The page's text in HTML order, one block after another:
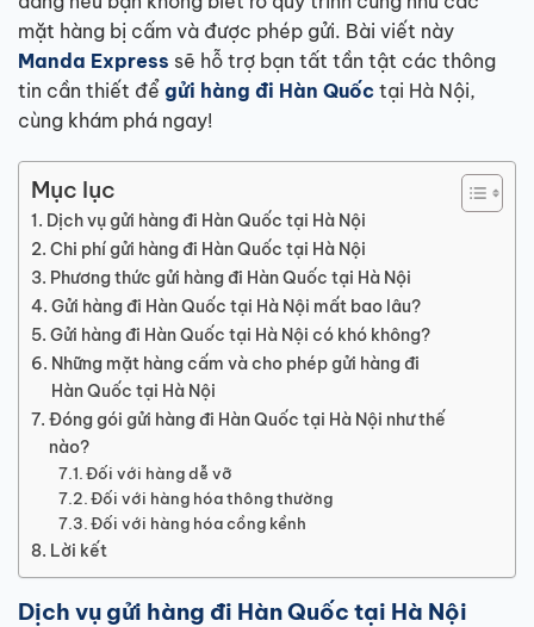
mặt hàng bị cấm và được phép gửi. Bài viết này
Manda Express sẽ hỗ trợ bạn tất tần tật các thông
tin cần thiết để gửi hàng đi Hàn Quốc tại Hà Nội,
cùng khám phá ngay!
Mục lục
Dịch vụ gửi hàng đi Hàn Quốc tại Hà Nội
Chi phí gửi hàng đi Hàn Quốc tại Hà Nội
Phương thức gửi hàng đi Hàn Quốc tại Hà Nội
Gửi hàng đi Hàn Quốc tại Hà Nội mất bao lâu?
Gửi hàng đi Hàn Quốc tại Hà Nội có khó không?
Những mặt hàng cấm và cho phép gửi hàng đi
Hàn Quốc tại Hà Nội
Đóng gói gửi hàng đi Hàn Quốc tại Hà Nội như thế
nào?
Đối với hàng dễ vỡ
Đối với hàng hóa thông thường
Đối với hàng hóa cồng kềnh
Lời kết
Dịch vụ gửi hàng đi Hàn Quốc tại Hà Nội